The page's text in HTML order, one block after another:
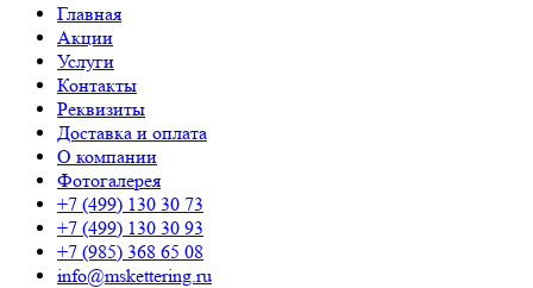
Главная
Акции
Услуги
Контакты
Реквизиты
Доставка и оплата
О компании
Фотогалерея
+7 (499) 130 30 73
+7 (499) 130 30 93
+7 (985) 368 65 08
info@mskettering.ru